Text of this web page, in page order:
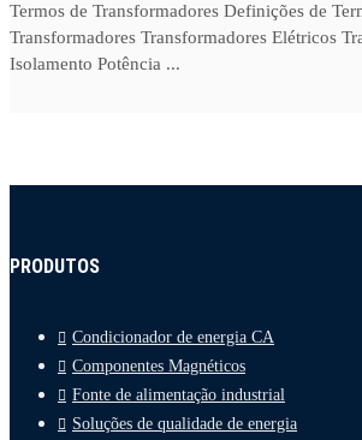
Termos de Transformadores Definições de
Transformadores Transformadores Elétricos
Isolamento Potência ...
PRODUTOS
Condicionador de energia CA
Componentes Magnéticos
Fonte de alimentação industrial
Soluções de qualidade de energia